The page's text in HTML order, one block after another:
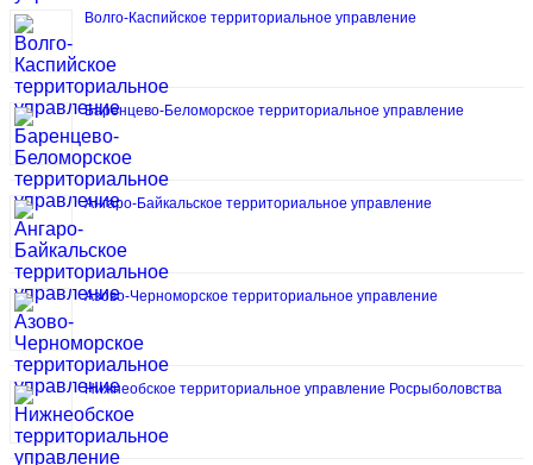
Волго-Каспийское территориальное управление
Баренцево-Беломорское территориальное управление
Ангаро-Байкальское территориальное управление
Азово-Черноморское территориальное управление
Нижнеобское территориальное управление Росрыболовства